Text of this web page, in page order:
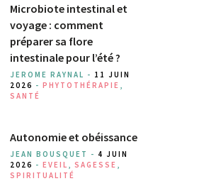
Microbiote intestinal et
voyage : comment
préparer sa flore
intestinale pour l’été ?
JEROME RAYNAL - 11 JUIN
2026 - PHYTOTHÉRAPIE
SANTÉ
Autonomie et obéissance
JEAN BOUSQUET - 4 JUIN
2026 - EVEIL SAGESSE
SPIRITUALITÉ